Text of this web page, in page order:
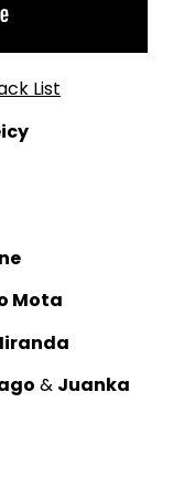
List
Mota
& Juanka